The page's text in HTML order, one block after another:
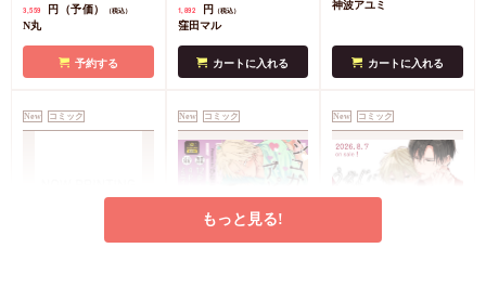
約キャンペーン(抽■
2枚
有償特典・『臆病
となの公式同人誌
償特典・『柴崎さんの
アクリルカードキーホ
店舗共通特典ペ
3,559 円（予価） （税込）
N丸
予約する
ド2枚セット
1,892 円 （税込）
窪田マル
カートに入れる
神波アユミ
カートに入れる
New コミック New コミック New コミック
もっと見る!